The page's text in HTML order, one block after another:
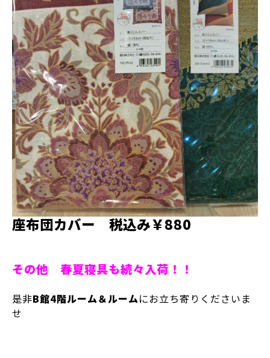
座布団カバー 税込み￥880
その他 春夏寝具も続々入荷！！
是非B館4階ルーム＆ルームにお立ち寄りくださいま
せ